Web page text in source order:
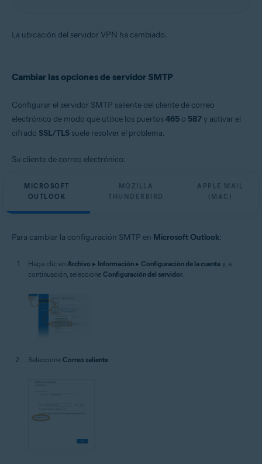
La ubicación del servidor VPN ha cambiado.
Cambiar las opciones de servidor SMTP
Configurar el servidor SMTP saliente del cliente de correo
electrónico de modo que utilice los puertos465 o 587y activar el
cifrado SSL/TLS suele resolver el problema.
Su cliente de correo electrónico:
MICROSOFT
OUTLOOK
MOZILLA
THUNDERBIRD
APPLE MAIL
(MAC)
Para cambiar la configuración SMTP en Microsoft Outlook:
Haga clic en Archivo ▸ Información ▸ Configuración de la cuenta y, a
continuación, seleccione Configuración del servidor.
Seleccione Correo saliente